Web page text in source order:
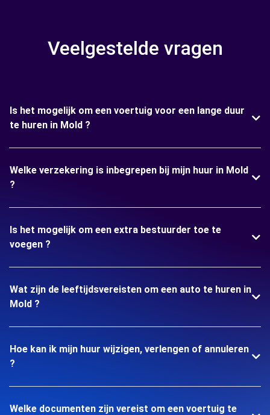
Veelgestelde vragen
Is het mogelijk om een voertuig voor een lange duur
te huren in Mold ?
Welke verzekering is inbegrepen bij mijn huur in Mold
?
Is het mogelijk om een extra bestuurder toe te
voegen ?
Wat zijn de leeftijdsvereisten om een auto te huren in
Mold ?
Hoe kan ik mijn huur wijzigen, verlengen of annuleren
?
Welke documenten zijn vereist om een voertuig te